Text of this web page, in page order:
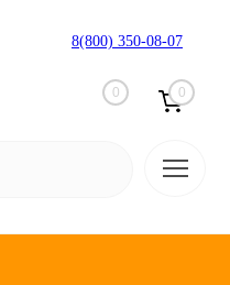
8(800) 350-08-07
0 0